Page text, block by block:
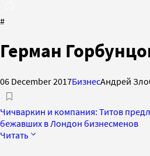
#
Герман
06 December 2017БизнесАндрей
Чичваркин и компания: Титов
бежавших в Лондон бизнесменов
Читать